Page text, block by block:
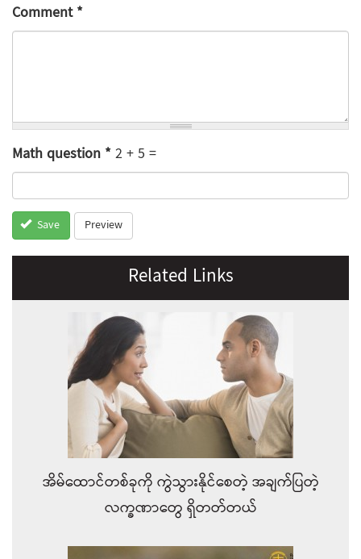
Comment*
Math question*2 + 5 =
Save Preview
Related Links
အိမ်ထောင်တစ်ခုကို ကွဲသွားနိုင်စေတဲ့ အချက်ပြတဲ့
လက္ခဏာတွေ ရှိတတ်တယ်